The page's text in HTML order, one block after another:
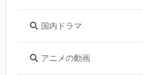
国内ドラマ
アニメの動画